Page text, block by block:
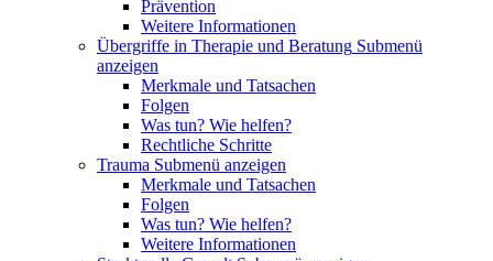
Prävention
Weitere Informationen
Übergriffe in Therapie und Beratung Submenü
anzeigen
Merkmale und Tatsachen
Folgen
Was tun? Wie helfen?
Rechtliche Schritte
Trauma Submenü anzeigen
Merkmale und Tatsachen
Folgen
Was tun? Wie helfen?
Weitere Informationen